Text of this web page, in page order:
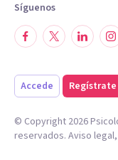
Síguenos
Accede Regístrate
© Copyright 2026
reservados. Aviso legal,